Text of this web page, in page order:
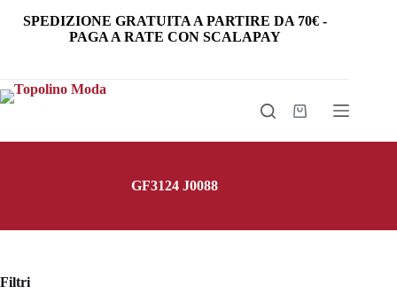
SPEDIZIONE GRATUITA A PARTIRE DA 70€ -
PAGA A RATE CON SCALAPAY
Carrello
GF3124 J0088
Filtri